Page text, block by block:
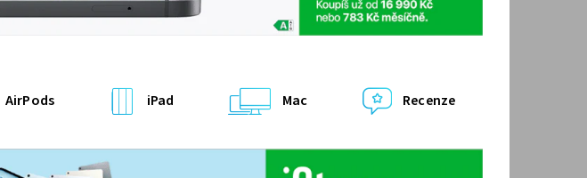
AirPods iPad Mac Recenze